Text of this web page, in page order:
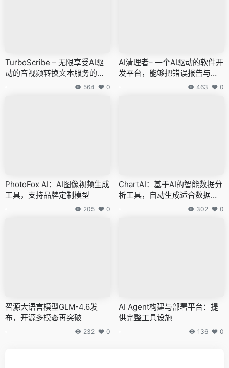
TurboScribe – 无限享受AI驱
动的音视频转换文本服务的平
564 0
AI清理者– 一个AI驱动的软件开
发平台，能够把错误报告与功
能提议转换成代码更新。463 0
PhotoFox AI：AI图像视频生成
工具，支持品牌定制模型
205 0
ChartAI：基于AI的智能数据分
析工具，自动生成适合数据的
302 0
智源大语言模型GLM-4.6发
布，开源多模态再突破
232 0
AI Agent构建与部署平台：提
供完整工具设施
136 0